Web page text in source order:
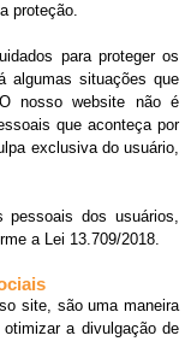
proteção.
para proteger os
algumas situações que
nosso website não é
que aconteça por
exclusiva do usuário,
pessoais dos usuários,
a Lei 13.709/2018.
site, são uma maneira
a divulgação de